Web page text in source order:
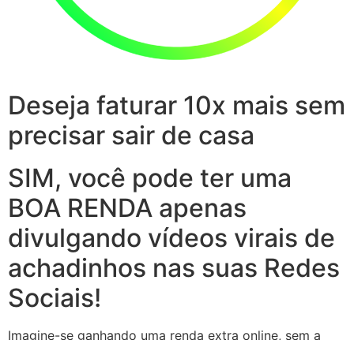
Deseja faturar 10x mais sem
precisar sair de casa
SIM, você pode ter uma
BOA RENDA apenas
divulgando vídeos virais de
achadinhos nas suas Redes
Sociais!
Imagine-se ganhando uma renda extra online, sem a